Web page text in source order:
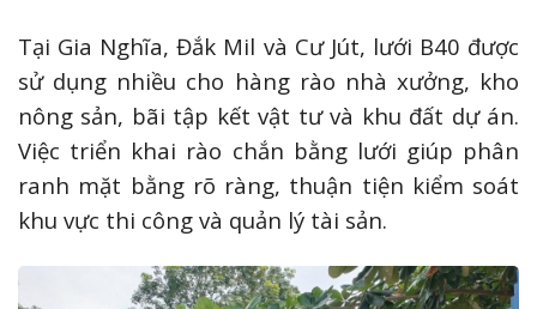
Tại Gia Nghĩa, Đắk Mil và Cư Jút, lưới B40 được
sử dụng nhiều cho hàng rào nhà xưởng, kho
nông sản, bãi tập kết vật tư và khu đất dự án.
Việc triển khai rào chắn bằng lưới giúp phân
ranh mặt bằng rõ ràng, thuận tiện kiểm soát
khu vực thi công và quản lý tài sản.